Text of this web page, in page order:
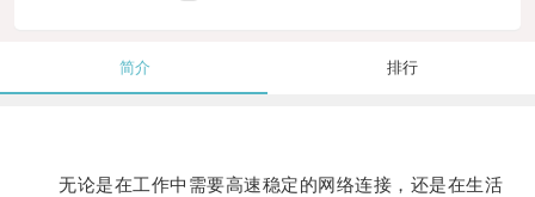
简介 排行
无论是在工作中需要高速稳定的网络连接，还是在生活